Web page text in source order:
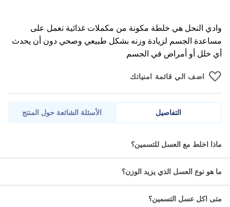
وادي النحل هي خلطة مكونة من مكملات غذائية تعمل على
مساعدة الجسم لزيادة وزنه بشكل طبيعي وصحي دون أن يحدث
أي خلل أو أمراض في الجسم
اضف الي قائمة امنياتك
التفاصيل
عسل جالا من وادي النحل لزيادة الوزن.
الاسم العلمي:
الأسئلة الشائعة حول المنتج
ماذا اخلط مع العسل للتسمين؟
ما هو نوع العسل الذي يزيد الوزن؟
متى اكل عسل التسمين؟